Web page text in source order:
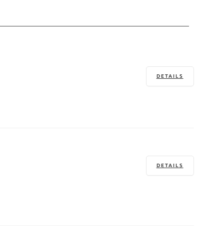
DETAILS
DETAILS